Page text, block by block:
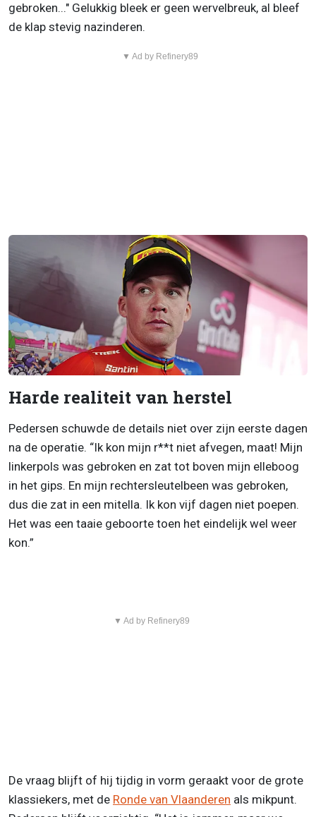
gebroken..." Gelukkig bleek er geen wervelbreuk, al bleef
de klap stevig nazinderen.
▼ Ad by Refinery89
Harde realiteit van herstel
Pedersen schuwde de details niet over zijn eerste dagen
na de operatie. “Ik kon mijn r**t niet afvegen, maat! Mijn
linkerpols was gebroken en zat tot boven mijn elleboog
in het gips. En mijn rechtersleutelbeen was gebroken,
dus die zat in een mitella. Ik kon vijf dagen niet poepen.
Het was een taaie geboorte toen het eindelijk wel weer
kon.”
▼ Ad by Refinery89
De vraag blijft of hij tijdig in vorm geraakt voor de grote
klassiekers, met de Ronde van Vlaanderen als mikpunt.